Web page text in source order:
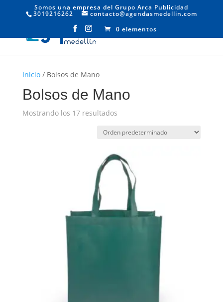
Somos una empresa del Grupo Arca Publicidad
3019216262
contacto@agendasmedellin.com
0 elementos
Inicio/ Bolsos de Mano
Bolsos de Mano
Mostrando los 17 resultados